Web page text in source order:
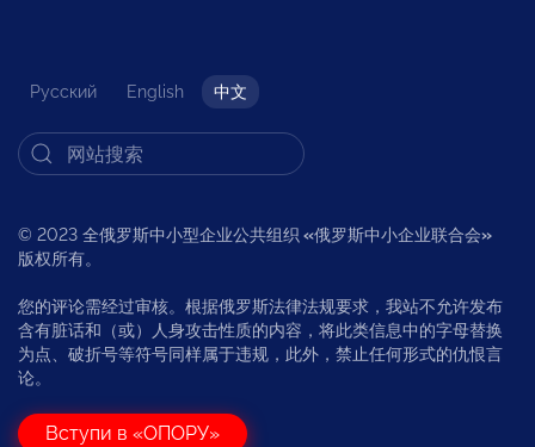
Русский English 中文
© 2023 全俄罗斯中小型企业公共组织 «俄罗斯中小企业联合会»
版权所有。
您的评论需经过审核。根据俄罗斯法律法规要求，我站不允许发布
含有脏话和（或）人身攻击性质的内容，将此类信息中的字母替换
为点、破折号等符号同样属于违规，此外，禁止任何形式的仇恨言
论。
Вступи в «ОПОРУ»